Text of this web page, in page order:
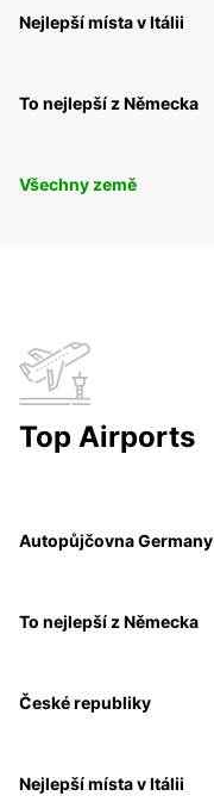
Nejlepší místa v Itálii
To nejlepší z Německa
Všechny země
Top Airports
Autopůjčovna Germany
To nejlepší z Německa
České republiky
Nejlepší místa v Itálii